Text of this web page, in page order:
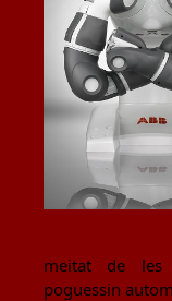
meitat de les
poguessin